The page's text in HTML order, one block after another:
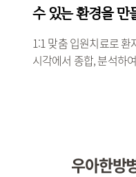
수 있는 환경을 만
1:1 맞춤 입원치료로
시각에서 종합, 분석하
우아한방